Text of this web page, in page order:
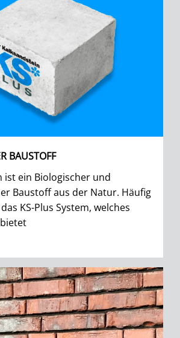
BAUSTOFF
ist ein Biologischer und
Baustoff aus der Natur. Häufig
KS-Plus System, welches